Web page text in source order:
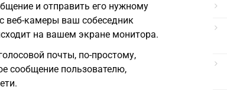
и отправить его нужному
веб-камеры ваш собеседник
на вашем экране монитора.
почты, по-простому,
сообщение пользователю,